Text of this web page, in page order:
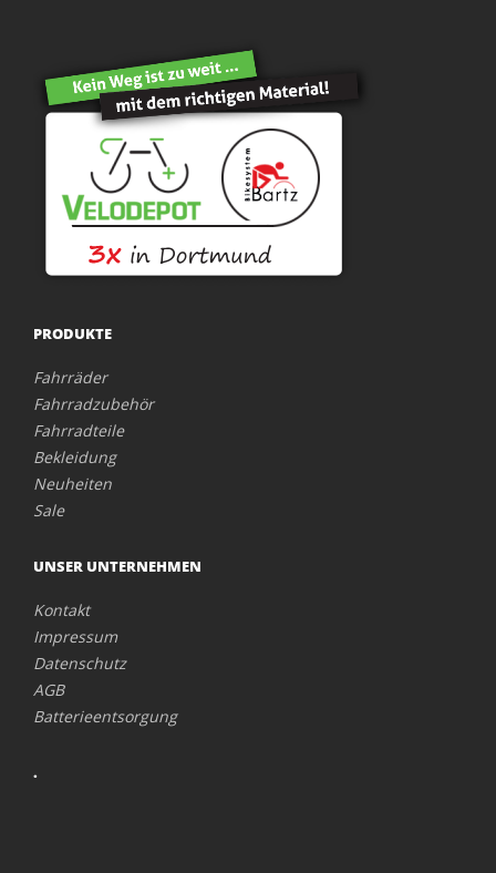
PRODUKTE
Fahrräder
Fahrradzubehör
Fahrradteile
Bekleidung
Neuheiten
Sale
UNSER UNTERNEHMEN
Kontakt
Impressum
Datenschutz
AGB
Batterieentsorgung
.